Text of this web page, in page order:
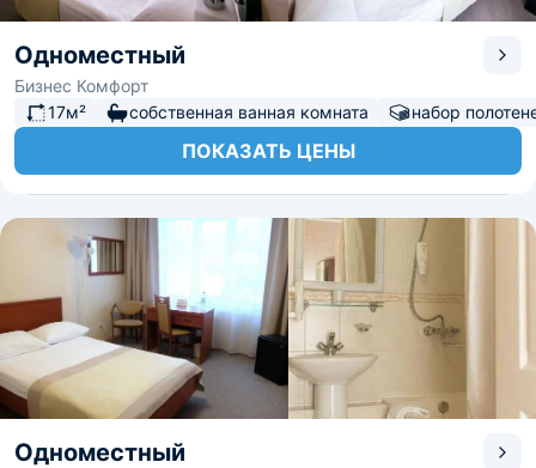
Одноместный
Бизнес Комфорт
17м²
собственная ванная комната набор
ПОКАЗАТЬ ЦЕНЫ
Одноместный